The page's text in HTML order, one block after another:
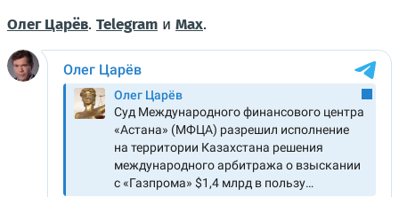
Олег Царёв. Telegram и Max.